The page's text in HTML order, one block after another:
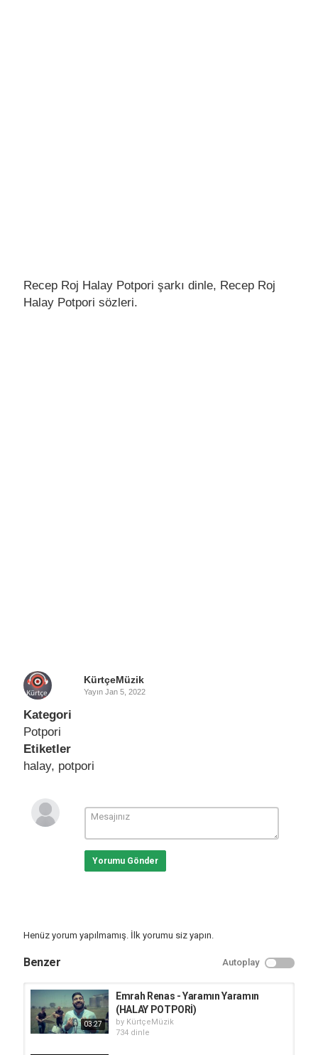
Recep Roj Halay Potpori şarkı dinle, Recep Roj
Halay Potpori sözleri.
KürtçeMüzik
Yayın Jan 5, 2022
Kategori
Potpori
Etiketler
halay, potpori
Yorumu Gönder
Henüz yorum yapılmamış. İlk yorumu siz yapın.
Benzer Autoplay
03:27
Emrah Renas - Yaramın Yaramın
(HALAY POTPORİ)
by KürtçeMüzik
734 dinle